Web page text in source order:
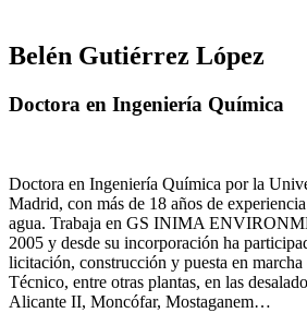
Belén Gutiérrez López
Doctora en Ingeniería Química
Doctora en Ingeniería Química por la
Madrid, con más de 18 años de
agua. Trabaja en GS INIMA
2005 y desde su incorporación ha
licitación, construcción y puesta en
Técnico, entre otras plantas, en las
Alicante II, Moncófar, Mostaganem…